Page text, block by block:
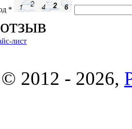
*
лист
2012 - 2026,